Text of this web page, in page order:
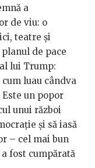
a
de viu: o
teatre și
de pace
lui Trump:
luau cândva
un popor
unui război
și să iasă
– cel mai bun
fost cumpărată